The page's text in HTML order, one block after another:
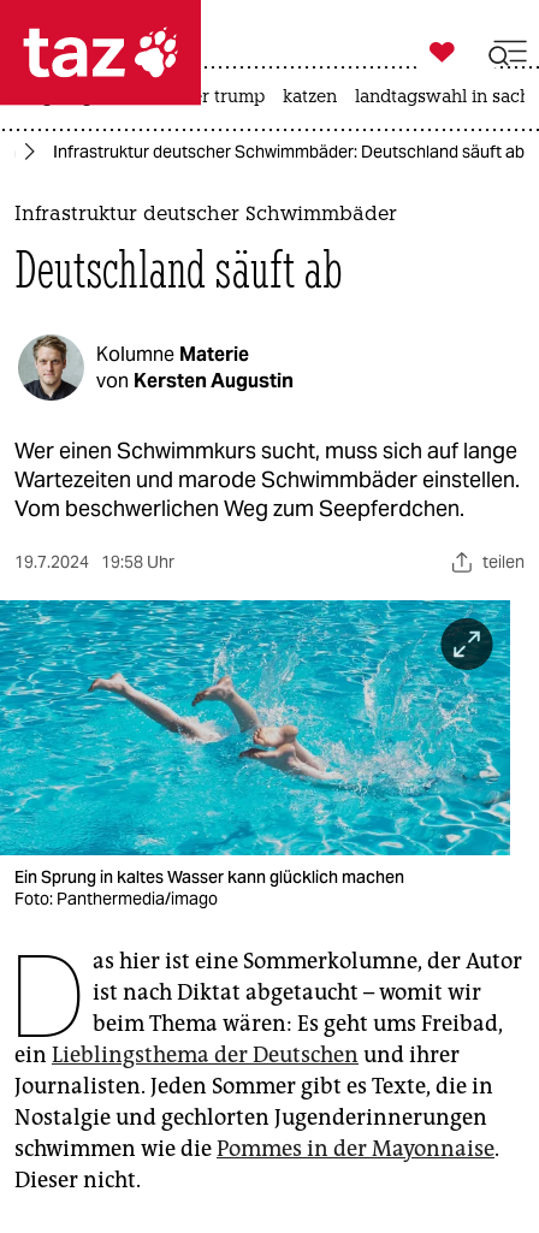
 taz zahl ich
taz zahl ich
themen
politik
öko
gesellschaft
kultur
sport
nord
wahrheit
verlag
verlag
veranstaltungen
shop
fragen & hilfe
genossenschaft
epaper login

taz zahl ich
usa unter trump katzen landtagswahl in
Infrastruktur deutscher Schwimmbäder: Deutschland säuft ab
Infrastruktur deutscher Schwimmbäder
Deutschland säuft ab
Kolumne Materie
von Kersten Augustin
Wer einen Schwimmkurs sucht, muss sich auf lange
Wartezeiten und marode Schwimmbäder einstellen.
Vom beschwerlichen Weg zum Seepferdchen.
19.7.2024 19:58 Uhr teilen
Ein Sprung in kaltes Wasser kann glücklich machen
Foto: Panthermedia/imago
D as hier ist eine Sommerkolumne, der Autor
ist nach Diktat abgetaucht – womit wir
beim Thema wären: Es geht ums Freibad,
ein Lieblingsthema der Deutschen und ihrer
Journalisten. Jeden Sommer gibt es Texte, die in
Nostalgie und gechlorten Jugenderinnerungen
schwimmen wie diePommes in der Mayonnaise.
Dieser nicht.